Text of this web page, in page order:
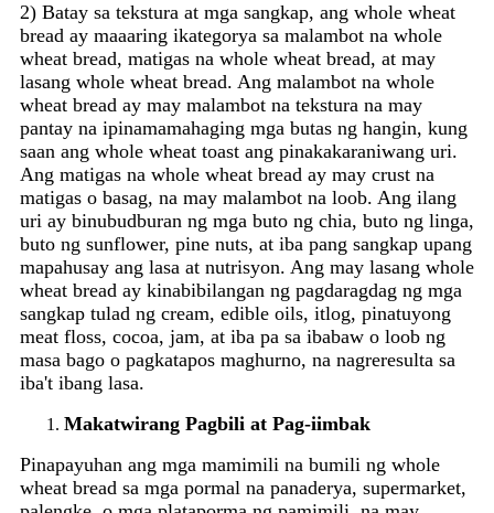
2) Batay sa tekstura at mga sangkap, ang whole wheat
bread ay maaaring ikategorya sa malambot na whole
wheat bread, matigas na whole wheat bread, at may
lasang whole wheat bread. Ang malambot na whole
wheat bread ay may malambot na tekstura na may
pantay na ipinamamahaging mga butas ng hangin, kung
saan ang whole wheat toast ang pinakakaraniwang uri.
Ang matigas na whole wheat bread ay may crust na
matigas o basag, na may malambot na loob. Ang ilang
uri ay binubudburan ng mga buto ng chia, buto ng linga,
buto ng sunflower, pine nuts, at iba pang sangkap upang
mapahusay ang lasa at nutrisyon. Ang may lasang whole
wheat bread ay kinabibilangan ng pagdaragdag ng mga
sangkap tulad ng cream, edible oils, itlog, pinatuyong
meat floss, cocoa, jam, at iba pa sa ibabaw o loob ng
masa bago o pagkatapos maghurno, na nagreresulta sa
iba't ibang lasa.
Makatwirang Pagbili at Pag-iimbak
Pinapayuhan ang mga mamimili na bumili ng whole
wheat bread sa mga pormal na panaderya, supermarket,